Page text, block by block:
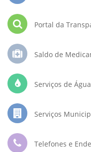
Portal da
Saldo de
Serviços de
Serviços
Telefones e